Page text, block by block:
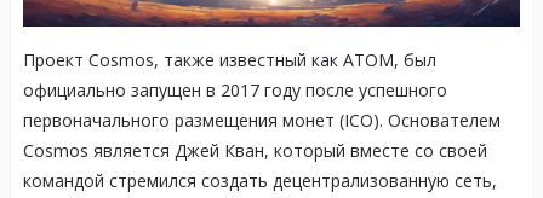
Проект Cosmos, также известный как ATOM, был
официально запущен в 2017 году после успешного
первоначального размещения монет (ICO). Основателем
Cosmos является Джей Кван, который вместе со своей
командой стремился создать децентрализованную сеть,